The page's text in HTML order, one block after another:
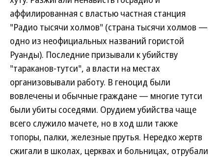
аффилированная с властью частная станция
"Радио тысячи холмов" (страна тысячи холмов —
одно из неофициальных названий гористой
Руанды). Последние призывали к убийству
"тараканов-тутси", а власти на местах
организовывали работу. В геноцид были
вовлечены и обычные граждане — многие тутси
были убиты соседями. Орудием убийства чаще
всего служило мачете, но в ход шли также
топоры, палки, железные прутья. Нередко жертв
сжигали в школах, церквах и больницах, отрубали